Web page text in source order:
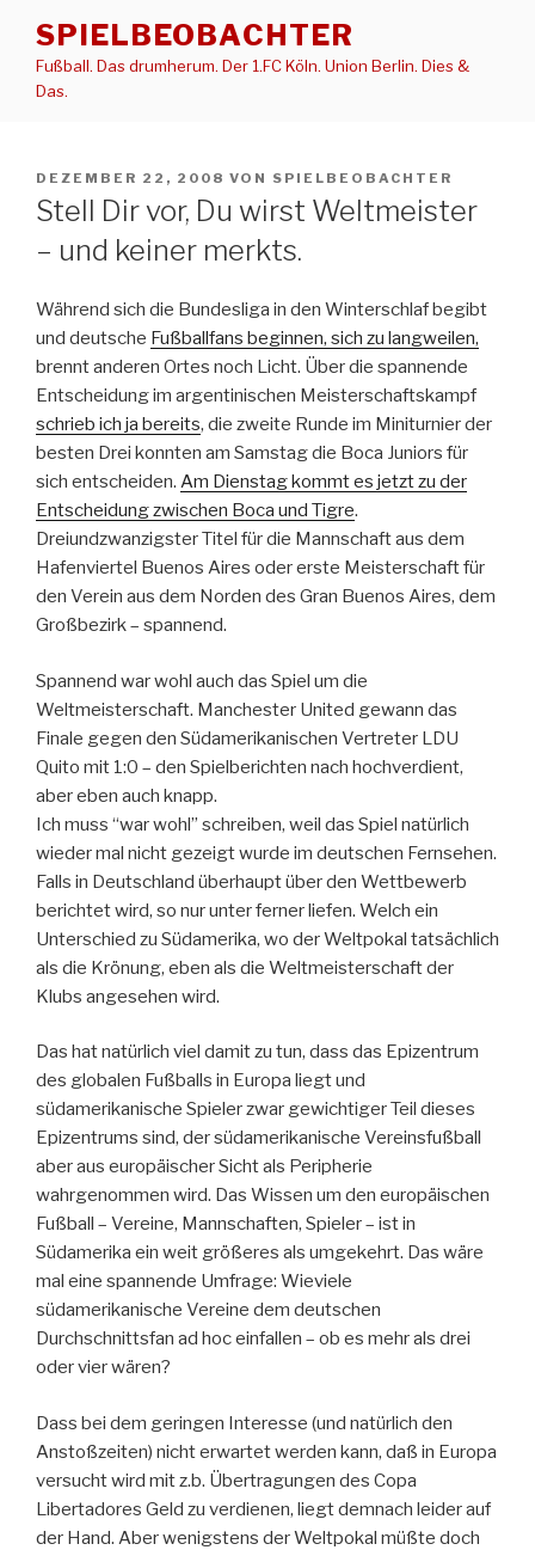
Inhalt
springen
SPIELBEOBACHTER
Fußball. Das drumherum. Der 1.FC Köln. Union Berlin. Dies &
Das.
VERÖFFENTLICHT
AM
DEZEMBER 22, 2008 VON SPIELBEOBACHTER
Stell Dir vor, Du wirst Weltmeister
– und keiner merkts.
Während sich die Bundesliga in den Winterschlaf begibt
und deutsche Fußballfans beginnen, sich zu langweilen,
brennt anderen Ortes noch Licht. Über die spannende
Entscheidung im argentinischen Meisterschaftskampf
schrieb ich ja bereits, die zweite Runde im Miniturnier der
besten Drei konnten am Samstag die Boca Juniors für
sich entscheiden. Am Dienstag kommt es jetzt zu der
Entscheidung zwischen Boca und Tigre.
Dreiundzwanzigster Titel für die Mannschaft aus dem
Hafenviertel Buenos Aires oder erste Meisterschaft für
den Verein aus dem Norden des Gran Buenos Aires, dem
Großbezirk – spannend.
Spannend war wohl auch das Spiel um die
Weltmeisterschaft. Manchester United gewann das
Finale gegen den Südamerikanischen Vertreter LDU
Quito mit 1:0 – den Spielberichten nach hochverdient,
aber eben auch knapp.
Ich muss “war wohl” schreiben, weil das Spiel natürlich
wieder mal nicht gezeigt wurde im deutschen Fernsehen.
Falls in Deutschland überhaupt über den Wettbewerb
berichtet wird, so nur unter ferner liefen. Welch ein
Unterschied zu Südamerika, wo der Weltpokal tatsächlich
als die Krönung, eben als die Weltmeisterschaft der
Klubs angesehen wird.
Das hat natürlich viel damit zu tun, dass das Epizentrum
des globalen Fußballs in Europa liegt und
südamerikanische Spieler zwar gewichtiger Teil dieses
Epizentrums sind, der südamerikanische Vereinsfußball
aber aus europäischer Sicht als Peripherie
wahrgenommen wird. Das Wissen um den europäischen
Fußball – Vereine, Mannschaften, Spieler – ist in
Südamerika ein weit größeres als umgekehrt. Das wäre
mal eine spannende Umfrage: Wieviele
südamerikanische Vereine dem deutschen
Durchschnittsfan ad hoc einfallen – ob es mehr als drei
oder vier wären?
Dass bei dem geringen Interesse (und natürlich den
Anstoßzeiten) nicht erwartet werden kann, daß in Europa
versucht wird mit z.b. Übertragungen des Copa
Libertadores Geld zu verdienen, liegt demnach leider auf
der Hand. Aber wenigstens der Weltpokal müßte doch